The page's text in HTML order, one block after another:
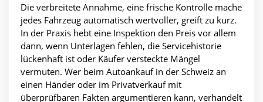
Die verbreitete Annahme, eine frische Kontrolle mache
jedes Fahrzeug automatisch wertvoller, greift zu kurz.
In der Praxis hebt eine Inspektion den Preis vor allem
dann, wenn Unterlagen fehlen, die Servicehistorie
lückenhaft ist oder Käufer versteckte Mängel
vermuten. Wer beim Autoankauf in der Schweiz an
einen Händer oder im Privatverkauf mit
überprüfbaren Fakten argumentieren kann, verhandelt